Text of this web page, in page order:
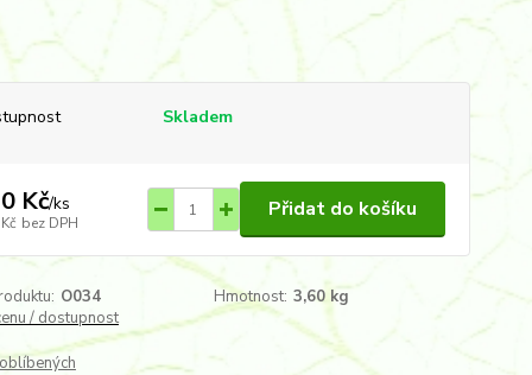
Skladem
Kč/ks
bez DPH
Přidat do košíku
O034 Hmotnost: 3,60 kg
/ dostupnost